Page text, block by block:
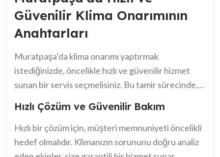
dikkate alınır. Sonuç olarak, Muratpaşa Klima
Servisi, müşteri memnuniyetini ön planda tutarak
güvenilir bir hizmet sunar.
Güvenilir Klima Onarımının
Anahtarları
Muratpaşa’da klima onarımı yaptırmak
istediğinizde, öncelikle hızlı ve güvenilir hizmet
sunan bir servis seçmelisiniz. Bu tamir sürecinde,
kaynağını tespit ederek işinizi kolaylaştırır. Ayrıca,
klimabakımında doğru parçaların kullanılması,
onarımın kalitesini artırır. Unutmayın, bu süreçte
Hızlı Çözüm ve Güvenilir Bakım
Hızlı bir çözüm için, müşteri memnuniyeti öncelikli
hedef olmalıdır. Klimanızın sorununu doğru analiz